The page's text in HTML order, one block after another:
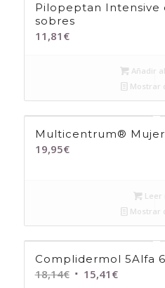
Pilopeptan Intensive
sobres
11,81 €
Añadir
Mostrar
Multicentrum®
19,95€
Leer
Mostrar
Complidermol 5Alfa
18,14€ El 15,41 €El